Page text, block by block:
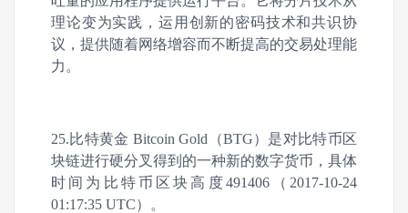
理论变为实践，运用创新的密码技术和共识协
议，提供随着网络增容而不断提高的交易处理能
力。
25.比特黄金 Bitcoin Gold（BTG）是对比特币区
块链进行硬分叉得到的一种新的数字货币，具体
时间为比特币区块高度491406（2017-10-24
01:17:35 UTC）。